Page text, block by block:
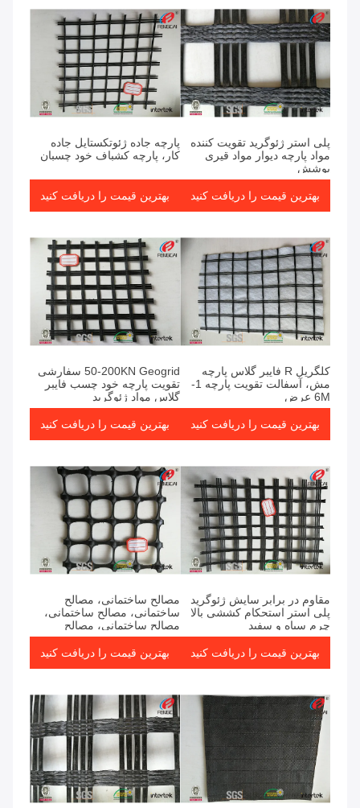
پلی استر ژئوگرید تقویت کننده
مواد پارچه دیوار مواد قیری
پوشش
بهترین قیمت را دریافت کنید
پارچه جاده ژئوتکستایل جاده
کار، پارچه کشباف خود چسبان
بهترین قیمت را دریافت کنید
کلگریل R فایبر گلاس پارچه
مش، آسفالت تقویت پارچه 1-
6M عرض
بهترین قیمت را دریافت کنید
50-200KN Geogrid سفارشی
تقویت پارچه خود چسب فایبر
گلاس مواد ژئوگرید
بهترین قیمت را دریافت کنید
مقاوم در برابر سایش ژئوگرید
پلی استر استحکام کششی بالا
چرم سیاه و سفید
بهترین قیمت را دریافت کنید
مصالح ساختمانی، مصالح
ساختمانی، مصالح ساختمانی،
مصالح ساختمانی، مصالح
ساختمانی، مصالح ساختمانی
بهترین قیمت را دریافت کنید